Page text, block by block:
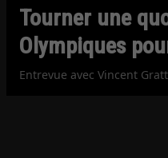
Tourner une
Olympiques
Entrevue avec Vincent